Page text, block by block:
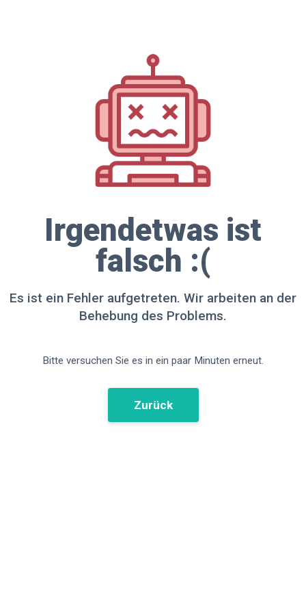
Irgendetwas ist
falsch :(
Es ist ein Fehler aufgetreten. Wir arbeiten an der
Behebung des Problems.
Bitte versuchen Sie es in ein paar Minuten erneut.
Zurück